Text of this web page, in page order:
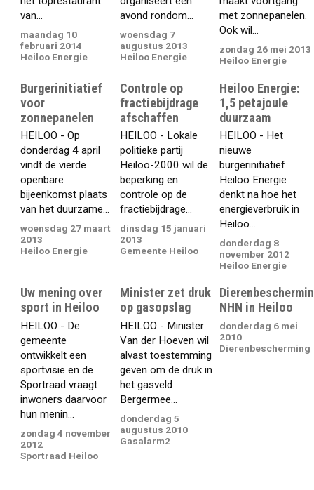
van...
maandag 10
februari 2014
Heiloo Energie
avond rondom...
woensdag 7
augustus 2013
Heiloo Energie
met zonnepanelen.
Ook wil...
zondag 26 mei 2013
Heiloo Energie
Burgerinitiatief
voor
zonnepanelen
HEILOO - Op
donderdag 4 april
vindt de vierde
openbare
bijeenkomst plaats
van het duurzame...
woensdag 27 maart
2013
Heiloo Energie
Controle op
fractiebijdrage
afschaffen
HEILOO - Lokale
politieke partij
Heiloo-2000 wil de
beperking en
controle op de
fractiebijdrage...
dinsdag 15 januari
2013
Gemeente Heiloo
Heiloo Energie:
1,5 petajoule
duurzaam
HEILOO - Het
nieuwe
burgerinitiatief
Heiloo Energie
denkt na hoe het
energieverbruik in
Heiloo...
donderdag 8
november 2012
Heiloo Energie
Uw mening over
sport in Heiloo
HEILOO - De
gemeente
ontwikkelt een
sportvisie en de
Sportraad vraagt
inwoners daarvoor
hun menin...
zondag 4 november
2012
Sportraad Heiloo
Minister zet druk
op gasopslag
HEILOO - Minister
Van der Hoeven wil
alvast toestemming
geven om de druk in
het gasveld
Bergermee...
donderdag 5
augustus 2010
Gasalarm2
NHN in Heiloo
donderdag 6 mei
2010
Dierenbescherming